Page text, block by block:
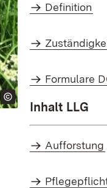
Definition
Formulare
Inhalt LLG
Aufforstung